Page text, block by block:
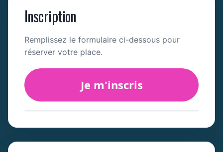
Inscription
Remplissez le formulaire ci-dessous pour
réserver votre place.
Je m'inscris